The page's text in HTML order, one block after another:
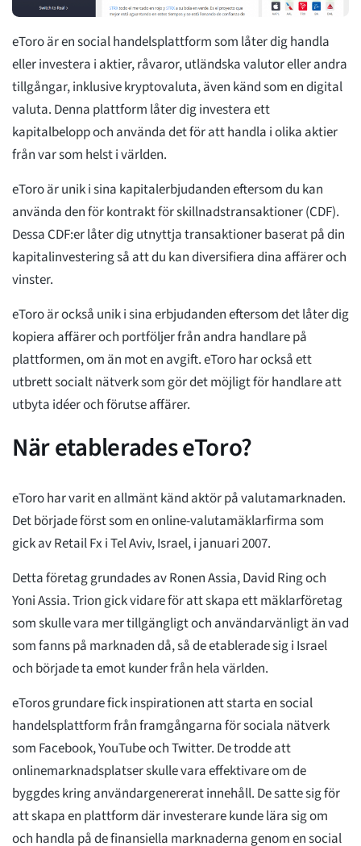
eToro är en social handelsplattform som låter dig handla
eller investera i aktier, råvaror, utländska valutor eller andra
tillgångar, inklusive kryptovaluta, även känd som en digital
valuta. Denna plattform låter dig investera ett
kapitalbelopp och använda det för att handla i olika aktier
från var som helst i världen.
eToro är unik i sina kapitalerbjudanden eftersom du kan
använda den för kontrakt för skillnadstransaktioner (CDF).
Dessa CDF:er låter dig utnyttja transaktioner baserat på din
kapitalinvestering så att du kan diversifiera dina affärer och
vinster.
eToro är också unik i sina erbjudanden eftersom det låter dig
kopiera affärer och portföljer från andra handlare på
plattformen, om än mot en avgift. eToro har också ett
utbrett socialt nätverk som gör det möjligt för handlare att
utbyta idéer och förutse affärer.
När etablerades eToro?
eToro har varit en allmänt känd aktör på valutamarknaden.
Det började först som en online-valutamäklarfirma som
gick av Retail Fx i Tel Aviv, Israel, i januari 2007.
Detta företag grundades av Ronen Assia, David Ring och
Yoni Assia. Trion gick vidare för att skapa ett mäklarföretag
som skulle vara mer tillgängligt och användarvänligt än vad
som fanns på marknaden då, så de etablerade sig i Israel
och började ta emot kunder från hela världen.
eToros grundare fick inspirationen att starta en social
handelsplattform från framgångarna för sociala nätverk
som Facebook, YouTube och Twitter. De trodde att
onlinemarknadsplatser skulle vara effektivare om de
byggdes kring användargenererat innehåll. De satte sig för
att skapa en plattform där investerare kunde lära sig om
och handla på de finansiella marknaderna genom en social